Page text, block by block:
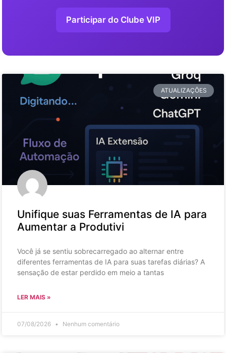
Participar do Clube VIP
ATUALIZAÇÕES
Unifique suas Ferramentas de IA para
Aumentar a Produtivi
Você já se sentiu sobrecarregado ao alternar entre
diferentes ferramentas de IA para suas tarefas diárias? A
sensação de estar perdido em meio a tantas
LER MAIS »
07/08/2026 Nenhum comentário